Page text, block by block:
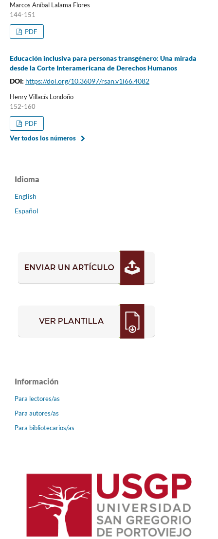
Marcos Aníbal Lalama Flores
144-151
PDF
Educación inclusiva para personas transgénero: Una mirada
desde la Corte Interamericana de Derechos Humanos
DOI: https://doi.org/10.36097/rsan.v1i66.4082
Henry Villacís Londoño
152-160
PDF
Ver todos los números
Idioma
English
Español
Información
Para lectores/as
Para autores/as
Para bibliotecarios/as